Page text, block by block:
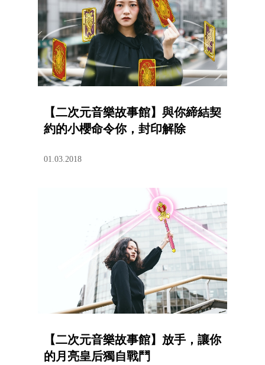
【二次元音樂故事館】與你締結契
約的小櫻命令你，封印解除
01.03.2018
【二次元音樂故事館】放手，讓你
的月亮皇后獨自戰鬥